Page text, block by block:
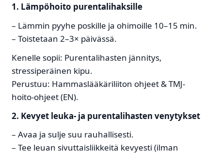
1. Lämpöhoito purentalihaksille
– Lämmin pyyhe poskille ja ohimoille 10–15 min.
– Toistetaan 2–3× päivässä.
Kenelle sopii: Purentalihasten jännitys,
stressiperäinen kipu.
Perustuu: Hammaslääkäriliiton ohjeet & TMJ-
hoito-ohjeet (EN).
2. Kevyet leuka- ja purentalihasten venytykset
– Avaa ja sulje suu rauhallisesti.
– Tee leuan sivuttaisliikkeitä kevyesti (ilman